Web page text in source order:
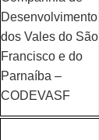
Desenvolvimento
dos Vales do São
Francisco e do
Parnaíba –
CODEVASF